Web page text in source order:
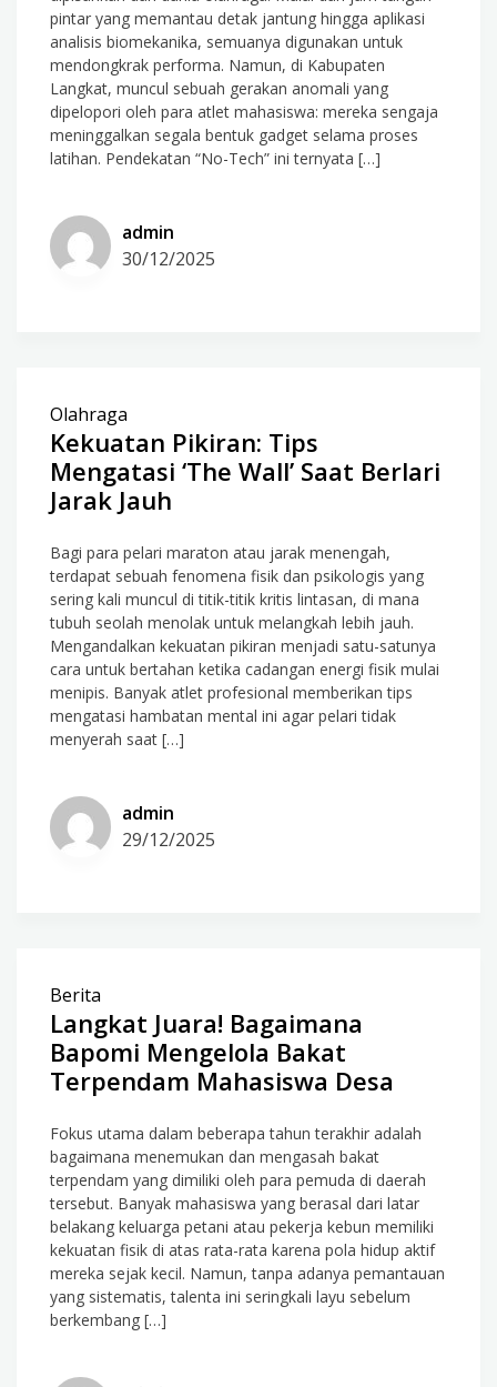
pintar yang memantau detak jantung hingga aplikasi
analisis biomekanika, semuanya digunakan untuk
mendongkrak performa. Namun, di Kabupaten
Langkat, muncul sebuah gerakan anomali yang
dipelopori oleh para atlet mahasiswa: mereka sengaja
meninggalkan segala bentuk gadget selama proses
latihan. Pendekatan “No-Tech” ini ternyata […]
admin
30/12/2025
Olahraga
Kekuatan Pikiran: Tips
Mengatasi ‘The Wall’ Saat Berlari
Jarak Jauh
Bagi para pelari maraton atau jarak menengah,
terdapat sebuah fenomena fisik dan psikologis yang
sering kali muncul di titik-titik kritis lintasan, di mana
tubuh seolah menolak untuk melangkah lebih jauh.
Mengandalkan kekuatan pikiran menjadi satu-satunya
cara untuk bertahan ketika cadangan energi fisik mulai
menipis. Banyak atlet profesional memberikan tips
mengatasi hambatan mental ini agar pelari tidak
menyerah saat […]
admin
29/12/2025
Berita
Langkat Juara! Bagaimana
Bapomi Mengelola Bakat
Terpendam Mahasiswa Desa
Fokus utama dalam beberapa tahun terakhir adalah
bagaimana menemukan dan mengasah bakat
terpendam yang dimiliki oleh para pemuda di daerah
tersebut. Banyak mahasiswa yang berasal dari latar
belakang keluarga petani atau pekerja kebun memiliki
kekuatan fisik di atas rata-rata karena pola hidup aktif
mereka sejak kecil. Namun, tanpa adanya pemantauan
yang sistematis, talenta ini seringkali layu sebelum
berkembang […]